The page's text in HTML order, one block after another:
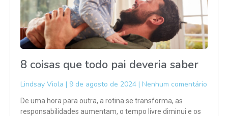
8 coisas que todo pai deveria saber
Lindsay Viola 9 de agosto de 2024 Nenhum comentário
De uma hora para outra, a rotina se transforma, as
responsabilidades aumentam, o tempo livre diminui e os